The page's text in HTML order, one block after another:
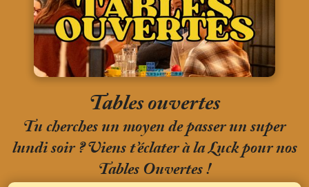
Tables ouvertes
Tu cherches un moyen de passer un super
lundi soir ? Viens t’éclater à la Luck pour nos
Tables Ouvertes !